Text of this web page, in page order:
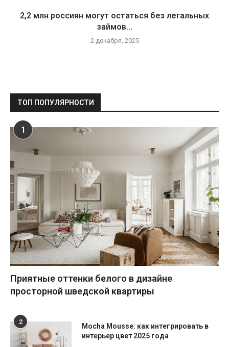
2,2 млн россиян могут остаться без легальных
займов...
2 декабря, 2025
ТОП ПОПУЛЯРНОСТИ
1
Приятные оттенки белого в дизайне
просторной шведской квартиры
2
Mocha Mousse: как интегрировать в
интерьер цвет 2025 года